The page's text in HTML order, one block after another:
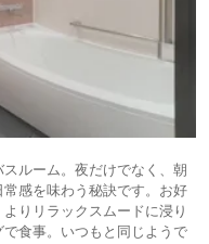
ルーム。夜だけでなく、朝
感を味わう秘訣です。お好
りリラックスムードに浸り
食事。いつもと同じようで